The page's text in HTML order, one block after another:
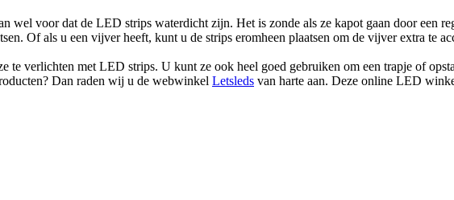
wel voor dat de LED strips waterdicht zijn. Het is zonde als ze kapot gaan door een
Of als u een vijver heeft, kunt u de strips eromheen plaatsen om de vijver extra te
te verlichten met LED strips. U kunt ze ook heel goed gebruiken om een trapje of
Dan raden wij u de webwinkel Letsleds van harte aan. Deze online LED